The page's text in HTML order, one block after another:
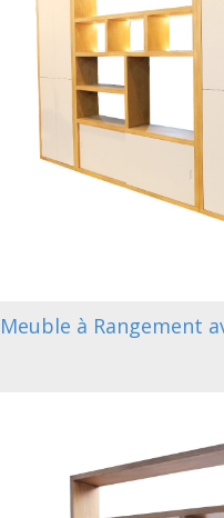
Meuble à Rangement